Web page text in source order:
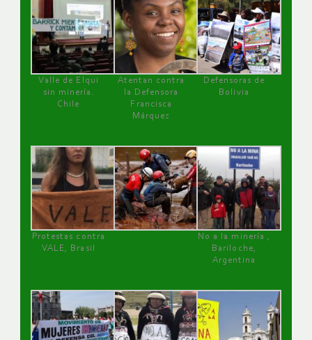
Valle de Elqui
sin minería.
Chile
Atentan contra
la Defensora
Francisca
Márquez
Defensoras de
Bolivia
Protestas contra
VALE, Brasil
No a la minería ,
Bariloche,
Argentina